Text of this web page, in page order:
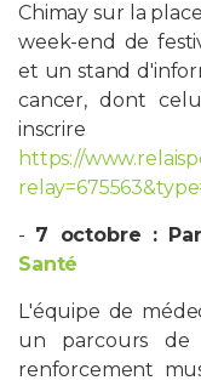
Chimay sur la
week-end de
et un stand
cancer, dont
https://
- 7 octobre :
Santé
L'équipe de
un parcours
renforcement